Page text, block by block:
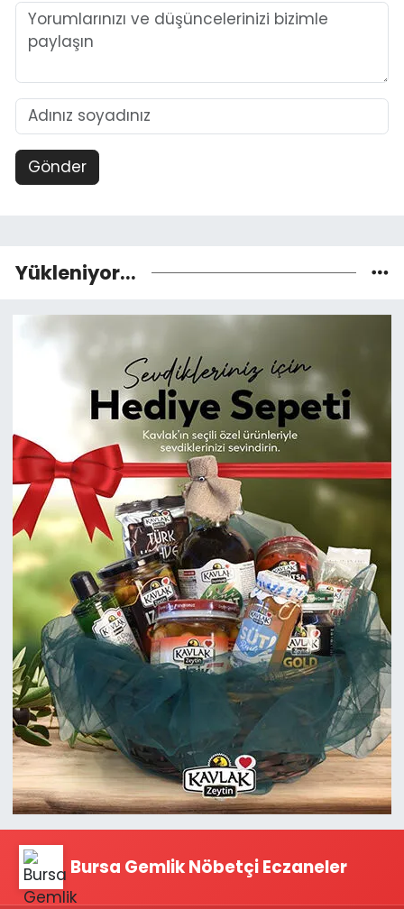
Gönder
Yükleniyor...
Bursa Gemlik Nöbetçi Eczaneler